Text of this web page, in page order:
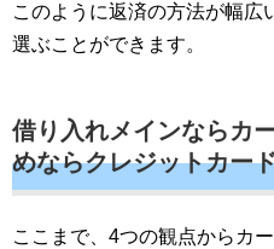
このように返済の方法が幅広
選ぶことができます。
借り入れメインならカ
めならクレジットカー
ここまで、4つの観点からカ